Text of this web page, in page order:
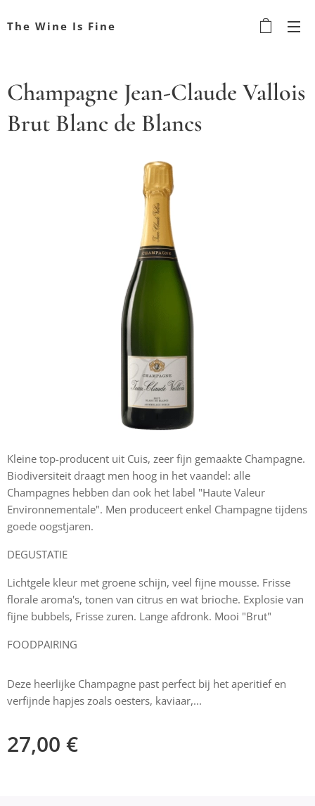
The Wine Is Fine
Champagne Jean-Claude Vallois
Brut Blanc de Blancs
Kleine top-producent uit Cuis, zeer fijn gemaakte Champagne.
Biodiversiteit draagt men hoog in het vaandel: alle
Champagnes hebben dan ook het label "Haute Valeur
Environnementale". Men produceert enkel Champagne tijdens
goede oogstjaren.
DEGUSTATIE
Lichtgele kleur met groene schijn, veel fijne mousse. Frisse
florale aroma's, tonen van citrus en wat brioche. Explosie van
fijne bubbels, Frisse zuren. Lange afdronk. Mooi "Brut"
FOODPAIRING
Deze heerlijke Champagne past perfect bij het aperitief en
verfijnde hapjes zoals oesters, kaviaar,...
27,00 €